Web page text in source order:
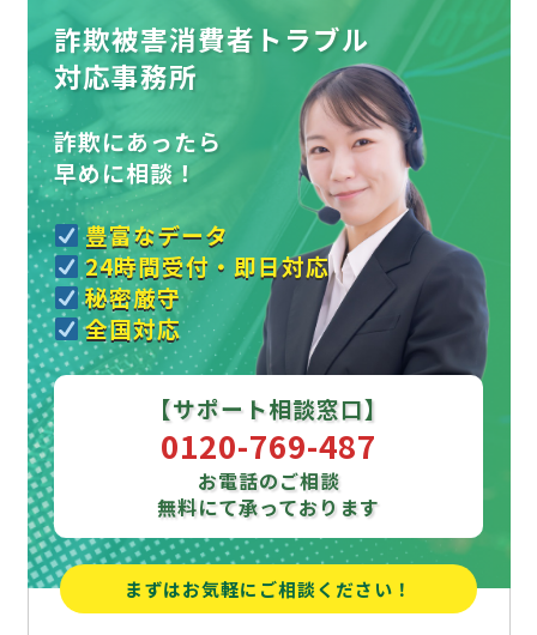
詐欺被害消費者トラブル
対応事務所
詐欺にあったら
早めに相談！
豊富なデータ
24時間受付・即日対応
秘密厳守
全国対応
【サポート相談窓口】
0120-769-487
お電話のご相談
無料にて承っております
まずはお気軽にご相談ください！